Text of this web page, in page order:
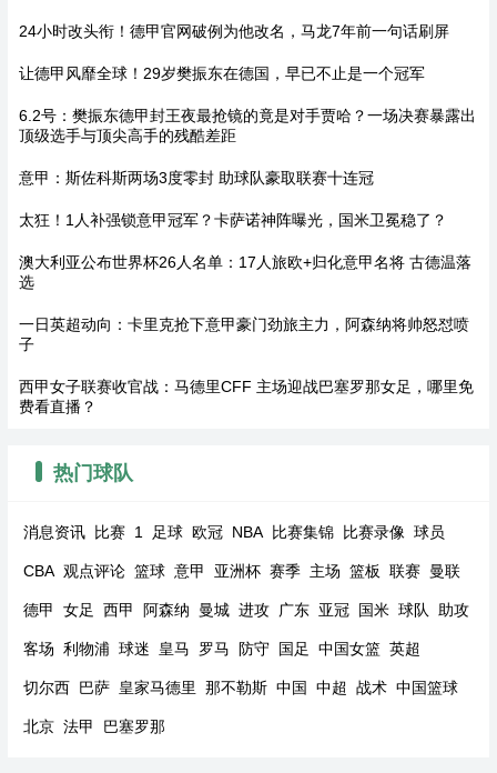
24小时改头衔！德甲官网破例为他改名，马龙7年前一句话刷屏
让德甲风靡全球！29岁樊振东在德国，早已不止是一个冠军
6.2号：樊振东德甲封王夜最抢镜的竟是对手贾哈？一场决赛暴露出
顶级选手与顶尖高手的残酷差距
意甲：斯佐科斯两场3度零封 助球队豪取联赛十连冠
太狂！1人补强锁意甲冠军？卡萨诺神阵曝光，国米卫冕稳了？
澳大利亚公布世界杯26人名单：17人旅欧+归化意甲名将 古德温落
选
一日英超动向：卡里克抢下意甲豪门劲旅主力，阿森纳将帅怒怼喷
子
西甲女子联赛收官战：马德里CFF 主场迎战巴塞罗那女足，哪里免
费看直播？
热门球队
消息资讯 比赛 1 足球 欧冠 NBA 比赛集锦 比赛录像 球员
CBA 观点评论 篮球 意甲 亚洲杯 赛季 主场 篮板 联赛 曼联
德甲 女足 西甲 阿森纳 曼城 进攻 广东 亚冠 国米 球队 助攻
客场 利物浦 球迷 皇马 罗马 防守 国足 中国女篮 英超
切尔西 巴萨 皇家马德里 那不勒斯 中国 中超 战术 中国篮球
北京 法甲 巴塞罗那